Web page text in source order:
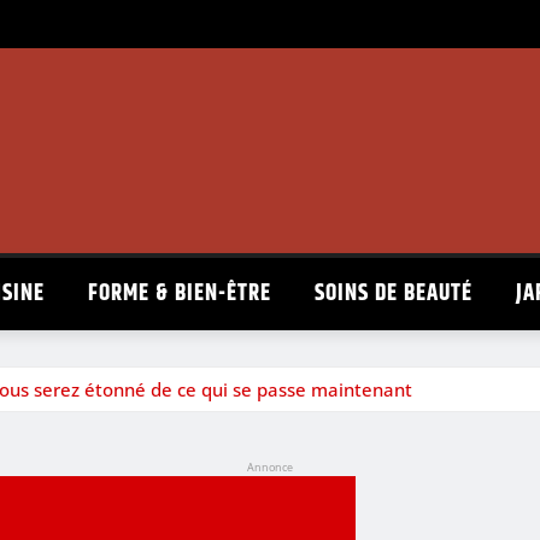
FORME & BIEN-ÊTRE SOINS DE BEAUTÉ
serez étonné de ce qui se passe maintenant
Annonce